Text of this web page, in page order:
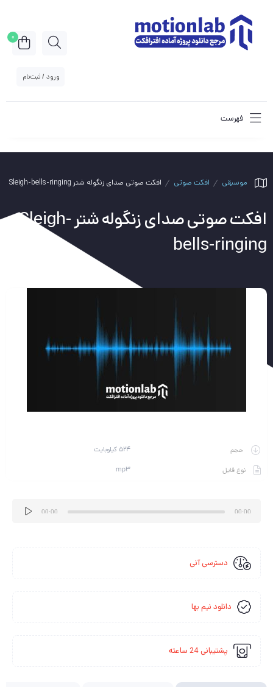
ورود / ثبت‌نام
0
فهرست
موسیقی افکت صوتی افکت صوتی صدای زنگوله شتر Sleigh-bells-ringing
افکت صوتی صدای زنگوله شتر Sleigh-
bells-ringing
حجم 524 کیلوبایت
نوع فایل mp3
00:00 00:00
دسترسی آنی
دانلود نیم بها
پشتیبانی 24 ساعته